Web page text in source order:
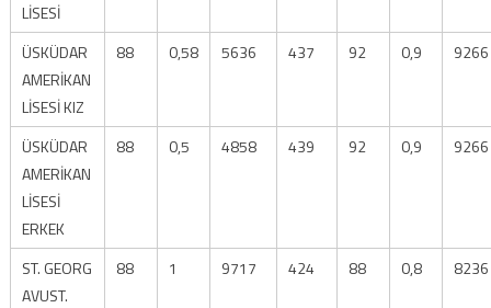
LİSESİ
ÜSKÜDAR
AMERİKAN
LİSESİ KIZ
88 0,58 5636 437 92 0,9 9266
ÜSKÜDAR
AMERİKAN
LİSESİ
ERKEK
88 0,5 4858 439 92 0,9 9266
ST. GEORG
AVUST.
88 1 9717 424 88 0,8 8236